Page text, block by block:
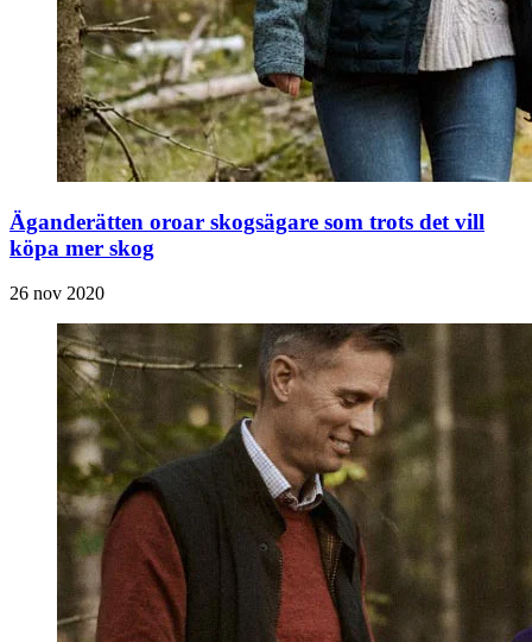
Äganderätten oroar skogsägare som trots det vill
köpa mer skog
26 nov 2020